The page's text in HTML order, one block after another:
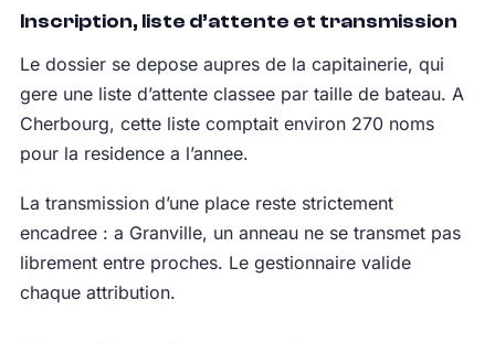
Inscription, liste d’attente et transmission
Le dossier se depose aupres de la capitainerie, qui
gere une liste d’attente classee par taille de bateau. A
Cherbourg, cette liste comptait environ 270 noms
pour la residence a l’annee.
La transmission d’une place reste strictement
encadree : a Granville, un anneau ne se transmet pas
librement entre proches. Le gestionnaire valide
chaque attribution.